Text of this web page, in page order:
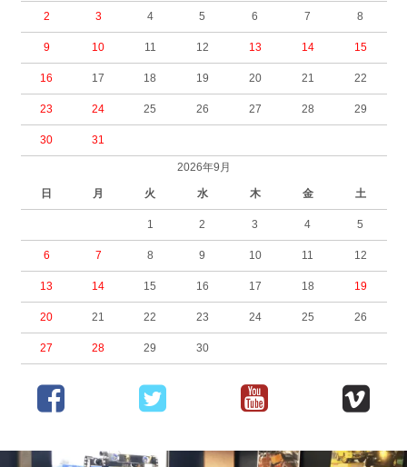
2 3 4 5 6 7 8
9 10 11 12 13 14 15
16 17 18 19 20 21 22
23 24 25 26 27 28 29
30 31
2026年9月
日 月 火 水 木 金 土
1 2 3 4 5
6 7 8 9 10 11 12
13 14 15 16 17 18 19
20 21 22 23 24 25 26
27 28 29 30